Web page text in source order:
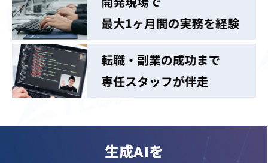
生成AIを